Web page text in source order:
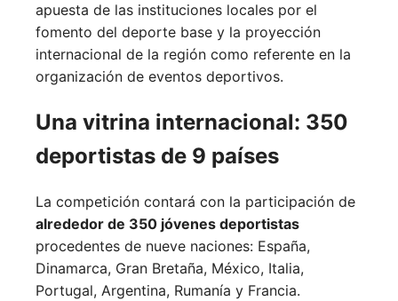
apuesta de las instituciones locales por el
fomento del deporte base y la proyección
internacional de la región como referente en la
organización de eventos deportivos.
Una vitrina internacional: 350
deportistas de 9 países
La competición contará con la participación de
alrededor de 350 jóvenes deportistas
procedentes de nueve naciones: España,
Dinamarca, Gran Bretaña, México, Italia,
Portugal, Argentina, Rumanía y Francia.